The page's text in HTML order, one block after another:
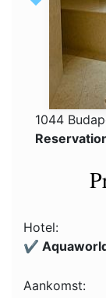
1044
Hotel:
✔️
Aankomst: